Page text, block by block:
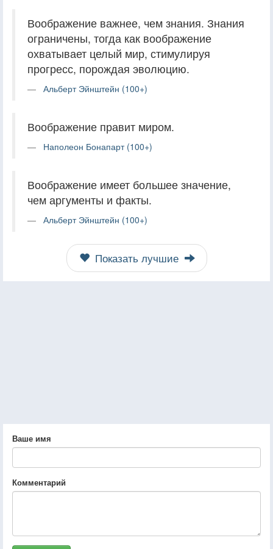
Воображение важнее, чем знания. Знания
ограничены, тогда как воображение
охватывает целый мир, стимулируя
прогресс, порождая эволюцию.
Альберт Эйнштейн (100+)
Воображение правит миром.
Наполеон Бонапарт (100+)
Воображение имеет большее значение,
чем аргументы и факты.
Альберт Эйнштейн (100+)
Показать лучшие
Ваше имя
Комментарий